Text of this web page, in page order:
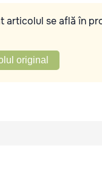
articolul se află în
original